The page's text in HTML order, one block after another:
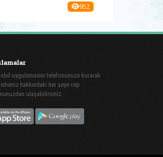
952
uygulamasını telefonunuza kurarak
hakkındaki her şeye cep
ulaşabilirsiniz.